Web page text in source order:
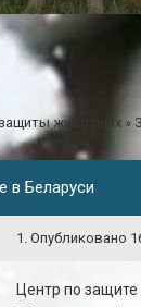
животных »
в Беларуси
1 . Опубликовано
Центр по